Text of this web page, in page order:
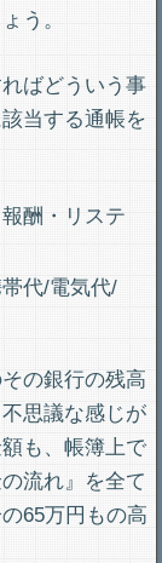
う。
ばどういう事
当する通帳を
酬・リステ
代/電気代/
の銀行の残高
思議な感じが
も、帳簿上で
流れ』を全て
65万円もの高